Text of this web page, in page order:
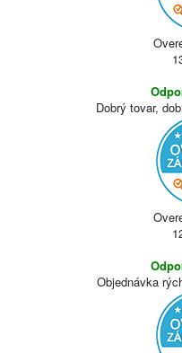
Dobrý tovar,
Objednávka